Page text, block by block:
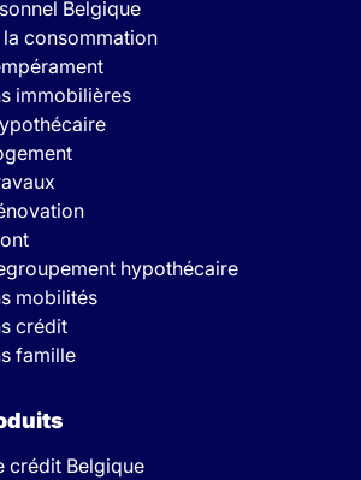
Belgique
consommation
immobilières
hypothécaire
mobilités
crédit
famille
crédit Belgique